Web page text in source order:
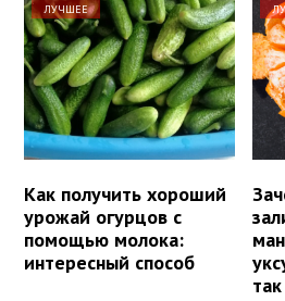
ЛУЧШЕЕ
Как получить хороший
урожай огурцов с
помощью молока:
интересный способ